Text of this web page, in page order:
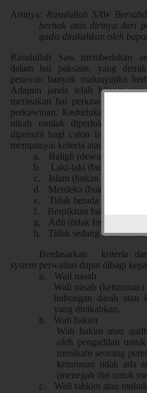
Artinya: Rasulullah SAW
berhak atas dirinya dari
gadis dinikahkan oleh
Rasulullah Saw membedakan
dalam hal paksaan, yang
perawan banyak malunyajika
Adapun janda telah hilang
merasakan hal perkawinan,
perkawinan. Kedudukan wali
nikah mutlak diperlukan dan
dipenuhi bagi calon isteri. Oleh
mempunyai kriteria atau syarat-
a.
Baligh (dewasa atau
b.
Laki-laki (bukan
c.
Islam (bukan kafir atau
d.
Merdeka (bukan budak)
e.
Tidak berada dalam
f.
Berpikiran baik, berakal
g.
Adil (tidak fasik)
h.
Tidak sedang melakukan
Berdasarkan kriteria
system perwalian dapat dibagi
a.
Wali nasab
Wali nasab
hubungan darah atau
yang dinikahkan.
b.
Wali hakim
Wali hakim atau
oleh pengadilan
menikahi seorang
keturunan tidak ada
(menegah diri untuk
c.
Wali tahkim atau